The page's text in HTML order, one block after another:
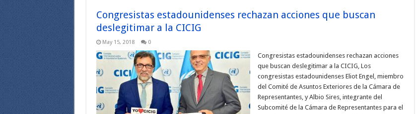
Congresistas estadounidenses rechazan acciones que buscan
deslegitimar a la CICIG
May 15, 2018 0
Congresistas estadounidenses rechazan acciones
que buscan deslegitimar a la CICIG, Los
congresistas estadounidenses Eliot Engel, miembro
del Comité de Asuntos Exteriores de la Cámara de
Representantes, y Albio Sires, integrante del
Subcomité de la Cámara de Representantes para el